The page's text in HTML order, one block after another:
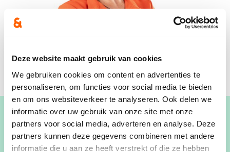
Deze website maakt gebruik van cookies
We gebruiken cookies om content en advertenties te
personaliseren, om functies voor social media te bieden
en om ons websiteverkeer te analyseren. Ook delen we
informatie over uw gebruik van onze site met onze
partners voor social media, adverteren en analyse. Deze
partners kunnen deze gegevens combineren met andere
informatie die u aan ze heeft verstrekt of die ze hebben